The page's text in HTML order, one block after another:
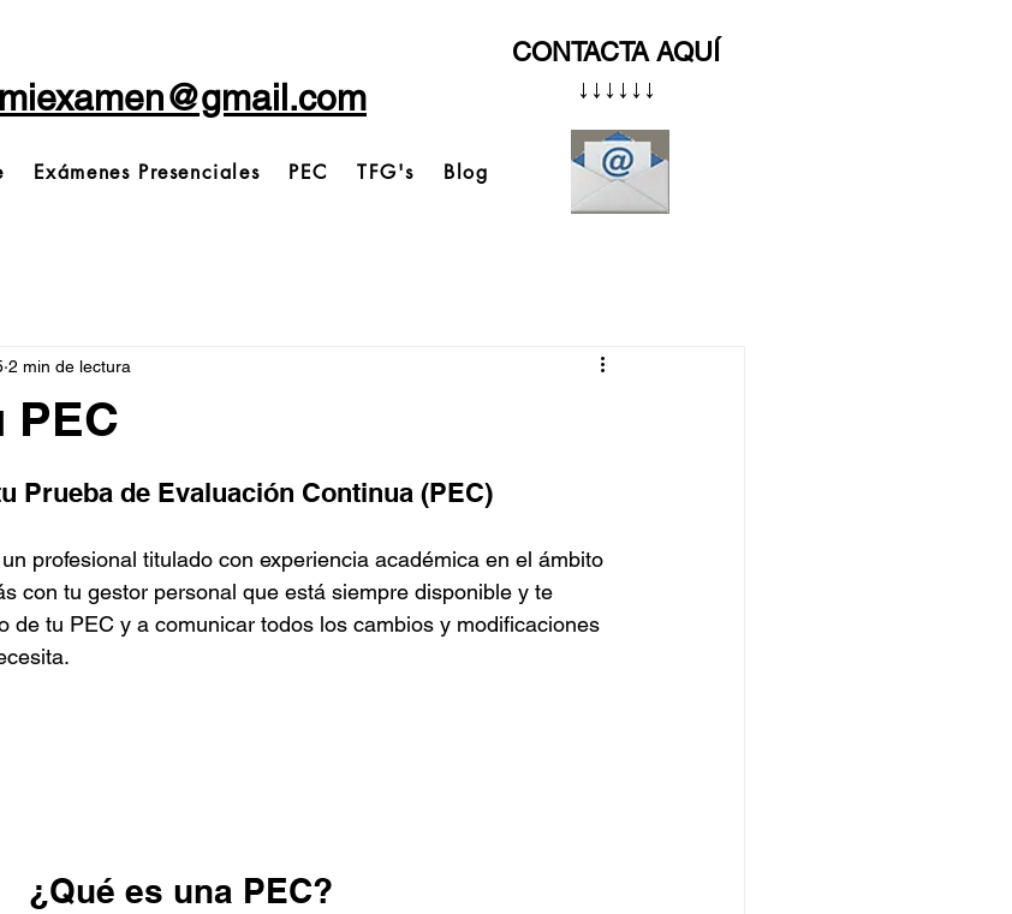
CONTACTA AQUÍ
↓↓↓↓↓↓
Exámenes Presenciales PEC TFG's Blog
PEC
2 min de lectura
Prueba de Evaluación Continua (PEC)
profesional titulado con experiencia académica en el ámbito
con tu gestor personal que está siempre disponible y te
de tu PEC y a comunicar todos los cambios y modificaciones
¿Qué es una PEC?